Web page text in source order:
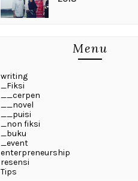
Menu
writing
_Fiksi
__cerpen
__novel
__puisi
_non fiksi
_buku
_event
enterpreneurship
resensi
Tips